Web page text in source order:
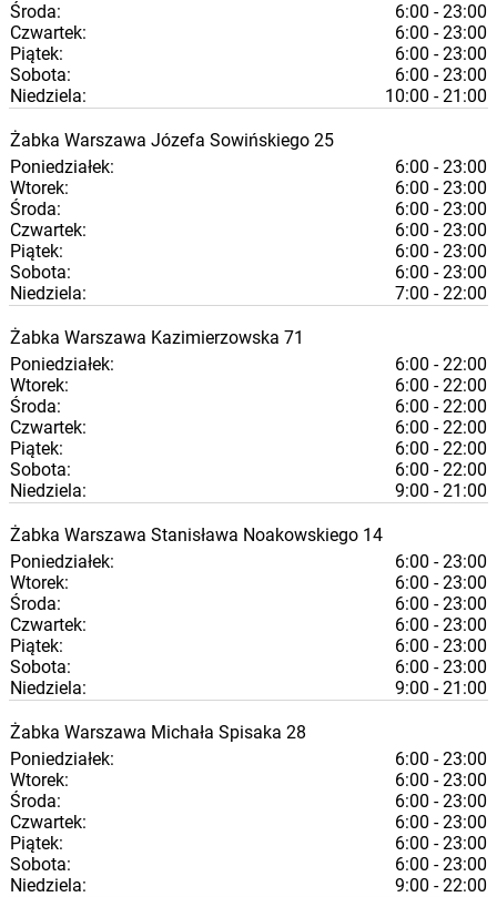
Środa:
6:00 - 23:00
Czwartek:
6:00 - 23:00
Piątek:
6:00 - 23:00
Sobota:
6:00 - 23:00
Niedziela:
10:00 - 21:00
Żabka Warszawa Józefa Sowińskiego 25
Poniedziałek:
6:00 - 23:00
Wtorek:
6:00 - 23:00
Środa:
6:00 - 23:00
Czwartek:
6:00 - 23:00
Piątek:
6:00 - 23:00
Sobota:
6:00 - 23:00
Niedziela:
7:00 - 22:00
Żabka Warszawa Kazimierzowska 71
Poniedziałek:
6:00 - 22:00
Wtorek:
6:00 - 22:00
Środa:
6:00 - 22:00
Czwartek:
6:00 - 22:00
Piątek:
6:00 - 22:00
Sobota:
6:00 - 22:00
Niedziela:
9:00 - 21:00
Żabka Warszawa Stanisława Noakowskiego 14
Poniedziałek:
6:00 - 23:00
Wtorek:
6:00 - 23:00
Środa:
6:00 - 23:00
Czwartek:
6:00 - 23:00
Piątek:
6:00 - 23:00
Sobota:
6:00 - 23:00
Niedziela:
9:00 - 21:00
Żabka Warszawa Michała Spisaka 28
Poniedziałek:
6:00 - 23:00
Wtorek:
6:00 - 23:00
Środa:
6:00 - 23:00
Czwartek:
6:00 - 23:00
Piątek:
6:00 - 23:00
Sobota:
6:00 - 23:00
Niedziela:
9:00 - 22:00